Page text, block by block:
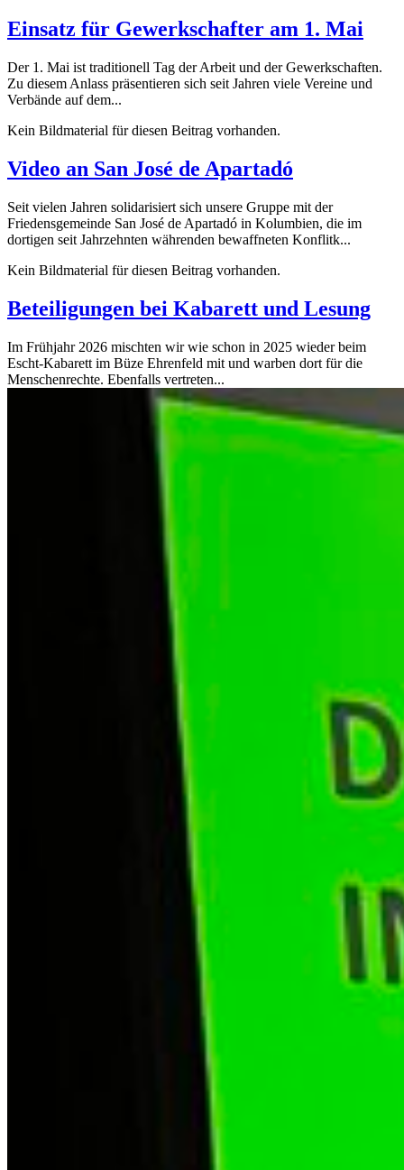
Einsatz für Gewerkschafter am 1. Mai
Der 1. Mai ist traditionell Tag der Arbeit und der Gewerkschaften.
Zu diesem Anlass präsentieren sich seit Jahren viele Vereine und
Verbände auf dem...
Kein Bildmaterial für diesen Beitrag vorhanden.
Video an San José de Apartadó
Seit vielen Jahren solidarisiert sich unsere Gruppe mit der
Friedensgemeinde San José de Apartadó in Kolumbien, die im
dortigen seit Jahrzehnten währenden bewaffneten Konflitk...
Kein Bildmaterial für diesen Beitrag vorhanden.
Beteiligungen bei Kabarett und Lesung
Im Frühjahr 2026 mischten wir wie schon in 2025 wieder beim
Escht-Kabarett im Büze Ehrenfeld mit und warben dort für die
Menschenrechte. Ebenfalls vertreten...